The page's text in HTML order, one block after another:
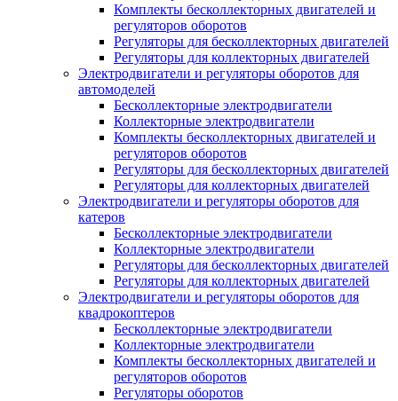
Комплекты бесколлекторных двигателей и
регуляторов оборотов
Регуляторы для бесколлекторных двигателей
Регуляторы для коллекторных двигателей
Электродвигатели и регуляторы оборотов для
автомоделей
Бесколлекторные электродвигатели
Коллекторные электродвигатели
Комплекты бесколлекторных двигателей и
регуляторов оборотов
Регуляторы для бесколлекторных двигателей
Регуляторы для коллекторных двигателей
Электродвигатели и регуляторы оборотов для
катеров
Бесколлекторные электродвигатели
Коллекторные электродвигатели
Регуляторы для бесколлекторных двигателей
Регуляторы для коллекторных двигателей
Электродвигатели и регуляторы оборотов для
квадрокоптеров
Бесколлекторные электродвигатели
Коллекторные электродвигатели
Комплекты бесколлекторных двигателей и
регуляторов оборотов
Регуляторы оборотов